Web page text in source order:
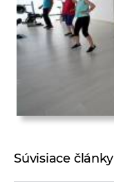
Súvisiace články